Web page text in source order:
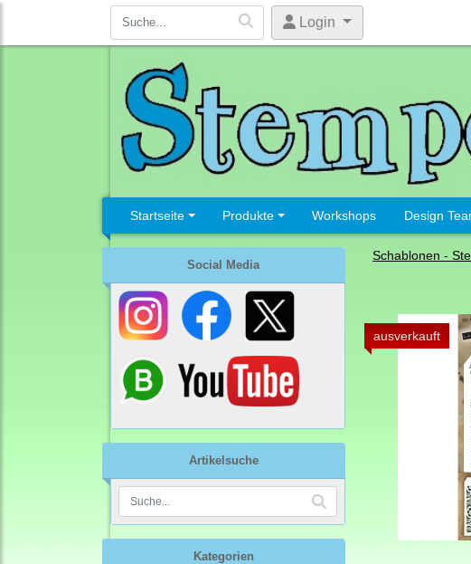
Login
Startseite Produkte Workshops Design
Social Media
Artikelsuche
Kategorien
Schablonen -
ausverkauft